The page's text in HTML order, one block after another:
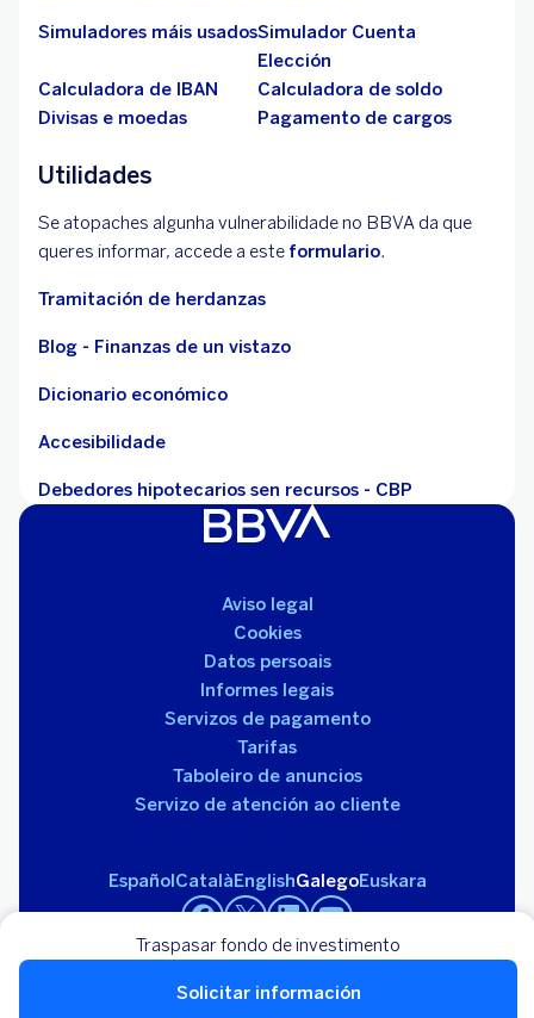
Traspasar fondo de investimento
Solicitar información
Simuladores máis usadosSimulador Cuenta
Elección
Calculadora de IBAN
Calculadora de soldo
Divisas e moedas
Pagamento de cargos
Utilidades
Se atopaches algunha vulnerabilidade no BBVA da que
queres informar, accede a este formulario.
Tramitación de herdanzas
Blog - Finanzas de un vistazo
Dicionario económico
Accesibilidade
Debedores hipotecarios sen recursos - CBP
Aviso legal
Cookies
Datos persoais
Informes legais
Servizos de pagamento
Tarifas
Taboleiro de anuncios
Servizo de atención ao cliente
EspañolCatalàEnglishGalegoEuskara
Banco Bilbao Vizcaya Argentaria, S.A. 2026